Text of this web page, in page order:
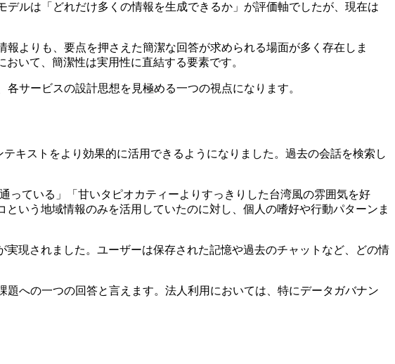
ルは「どれだけ多くの情報を生成できるか」が評価軸でしたが、現在は
よりも、要点を押さえた簡潔な回答が求められる場面が多く存在しま
いて、簡潔性は実用性に直結する要素です。
サービスの設計思想を見極める一つの視点になります。
キストをより効果的に活用できるようになりました。過去の会話を検索し
っている」「甘いタピオカティーよりすっきりした台湾風の雰囲気を好
いう地域情報のみを活用していたのに対し、個人の嗜好や行動パターンま
現されました。ユーザーは保存された記憶や過去のチャットなど、どの情
への一つの回答と言えます。法人利用においては、特にデータガバナン